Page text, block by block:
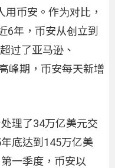
币安。作为对比，
6年，币安从创立到
过了亚马逊、
峰期，币安每天新增
理了34万亿美元交
底达到145万亿美
一季度，币安以